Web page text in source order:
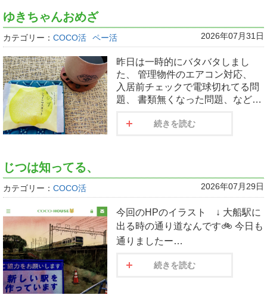
ゆきちゃんおめざ
カテゴリー： COCO活 ペー活 2026年07月31日
昨日は一時的にバタバタしまし
た、 管理物件のエアコン対応、
入居前チェックで電球切れてる問
題、 書類無くなった問題、など…
続きを読む
じつは知ってる、
カテゴリー： COCO活 2026年07月29日
今回のHPのイラスト ↓ 大船駅に
出る時の通り道なんです🚲 今日も
通りましたー…
続きを読む